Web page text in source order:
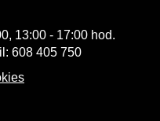
13:00 - 17:00 hod.
608 405 750